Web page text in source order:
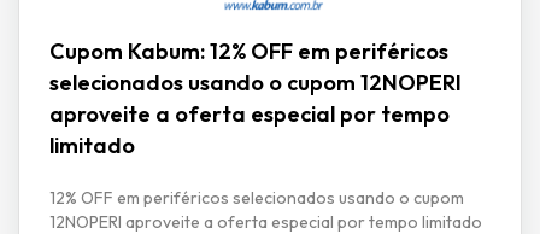
Cupom Kabum: 12% OFF em periféricos
selecionados usando o cupom 12NOPERI
aproveite a oferta especial por tempo
limitado
12% OFF em periféricos selecionados usando o cupom
12NOPERI aproveite a oferta especial por tempo limitado